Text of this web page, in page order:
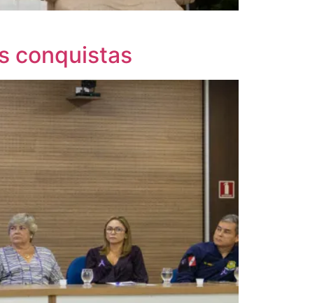
conquistas